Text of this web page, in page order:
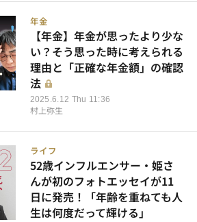
年金
2025.6.12 Thu 11:36
【年金】年金が思ったより少な
い？そう思った時に考えられる
理由と「正確な年金額」の確認
法
村上弥生
ライフ
52歳インフルエンサー・姫さ
んが初のフォトエッセイが11
日に発売！「年齢を重ねても人
生は何度だって輝ける」